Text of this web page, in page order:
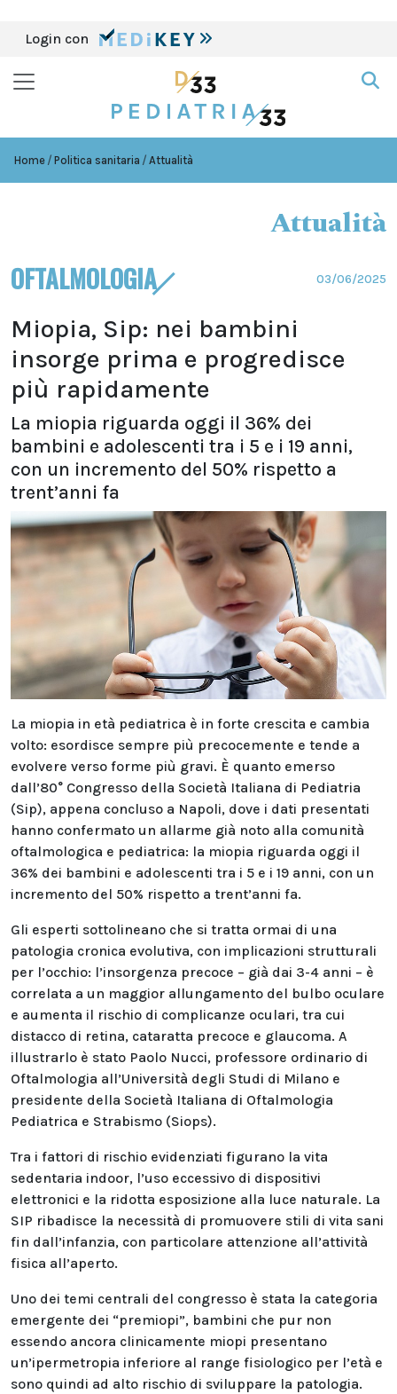
Login con
Home Politica sanitaria Attualità
Attualità
OFTALMOLOGIA 03/06/2025
Miopia, Sip: nei bambini
insorge prima e progredisce
più rapidamente
La miopia riguarda oggi il 36% dei
bambini e adolescenti tra i 5 e i 19 anni,
con un incremento del 50% rispetto a
trent’anni fa
La miopia in età pediatrica è in forte crescita e cambia
volto: esordisce sempre più precocemente e tende a
evolvere verso forme più gravi. È quanto emerso
dall’80° Congresso della Società Italiana di Pediatria
(Sip), appena concluso a Napoli, dove i dati presentati
hanno confermato un allarme già noto alla comunità
oftalmologica e pediatrica: la miopia riguarda oggi il
36% dei bambini e adolescenti tra i 5 e i 19 anni, con un
incremento del 50% rispetto a trent’anni fa.
Gli esperti sottolineano che si tratta ormai di una
patologia cronica evolutiva, con implicazioni strutturali
per l’occhio: l’insorgenza precoce – già dai 3-4 anni – è
correlata a un maggior allungamento del bulbo oculare
e aumenta il rischio di complicanze oculari, tra cui
distacco di retina, cataratta precoce e glaucoma. A
illustrarlo è stato Paolo Nucci, professore ordinario di
Oftalmologia all’Università degli Studi di Milano e
presidente della Società Italiana di Oftalmologia
Pediatrica e Strabismo (Siops).
Tra i fattori di rischio evidenziati figurano la vita
sedentaria indoor, l’uso eccessivo di dispositivi
elettronici e la ridotta esposizione alla luce naturale. La
SIP ribadisce la necessità di promuovere stili di vita sani
fin dall’infanzia, con particolare attenzione all’attività
fisica all’aperto.
Uno dei temi centrali del congresso è stata la categoria
emergente dei “premiopi”, bambini che pur non
essendo ancora clinicamente miopi presentano
un’ipermetropia inferiore al range fisiologico per l’età e
sono quindi ad alto rischio di sviluppare la patologia.